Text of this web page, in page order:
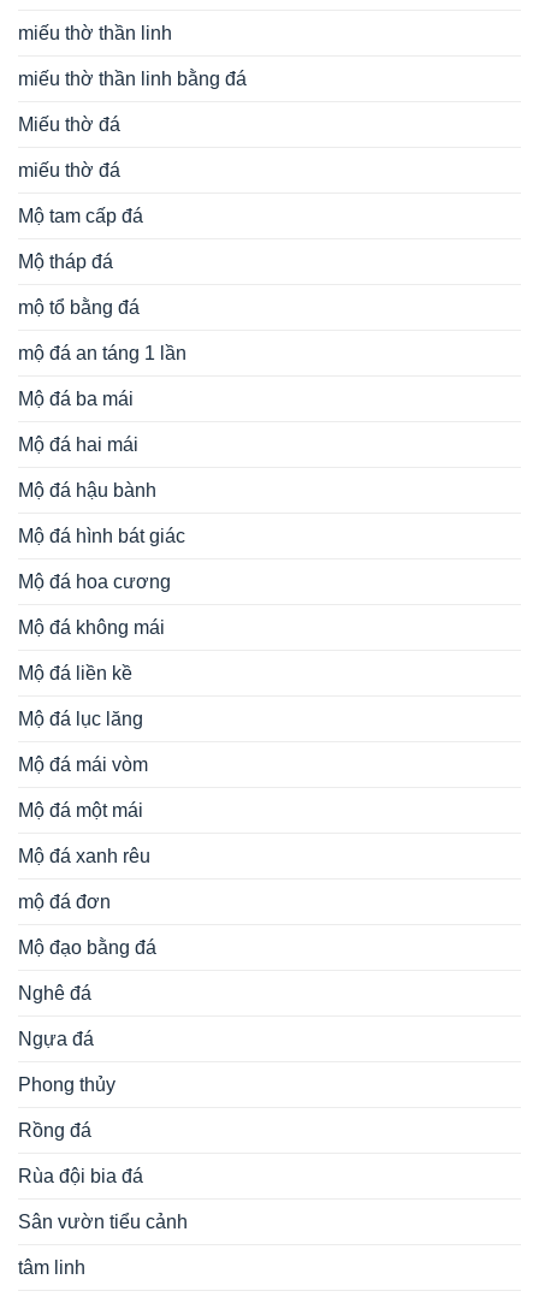
miếu thờ thần linh
miếu thờ thần linh bằng đá
Miếu thờ đá
miếu thờ đá
Mộ tam cấp đá
Mộ tháp đá
mộ tổ bằng đá
mộ đá an táng 1 lần
Mộ đá ba mái
Mộ đá hai mái
Mộ đá hậu bành
Mộ đá hình bát giác
Mộ đá hoa cương
Mộ đá không mái
Mộ đá liền kề
Mộ đá lục lăng
Mộ đá mái vòm
Mộ đá một mái
Mộ đá xanh rêu
mộ đá đơn
Mộ đạo bằng đá
Nghê đá
Ngựa đá
Phong thủy
Rồng đá
Rùa đội bia đá
Sân vườn tiểu cảnh
tâm linh